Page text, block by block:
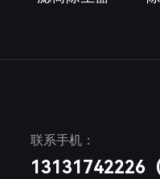
联系手机：
13131742226（